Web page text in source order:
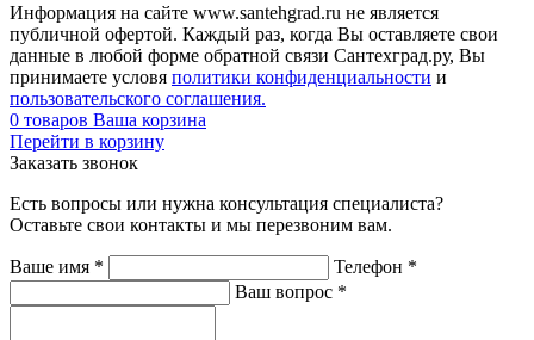
Информация на сайте www.santehgrad.ru не является
публичной офертой. Каждый раз, когда Вы оставляете свои
данные в любой форме обратной связи Сантехград.ру, Вы
принимаете условя политики конфиденциальности и
пользовательского соглашения.
0 товаров Ваша корзина
Перейти в корзину
Заказать звонок
Есть вопросы или нужна консультация специалиста?
Оставьте свои контакты и мы перезвоним вам.
Ваше имя * Телефон *
Ваш вопрос *